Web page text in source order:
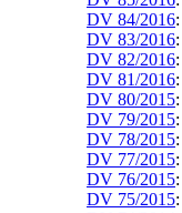
DV 84/2016:
DV 83/2016:
DV 82/2016:
DV 81/2016:
DV 80/2015:
DV 79/2015:
DV 78/2015:
DV 77/2015:
DV 76/2015:
DV 75/2015: